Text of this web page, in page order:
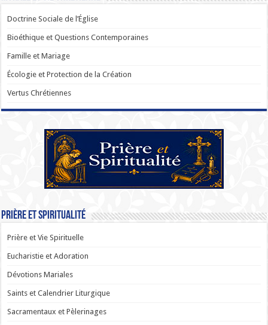
Doctrine Sociale de l’Église
Bioéthique et Questions Contemporaines
Famille et Mariage
Écologie et Protection de la Création
Vertus Chrétiennes
Prière et Spiritualité
Prière et Vie Spirituelle
Eucharistie et Adoration
Dévotions Mariales
Saints et Calendrier Liturgique
Sacramentaux et Pèlerinages